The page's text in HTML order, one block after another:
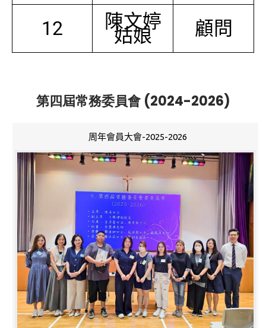
12 陳文婷
姑娘 顧問
第四屆常務委員會 (2024-2026)
周年會員大會-2025-2026